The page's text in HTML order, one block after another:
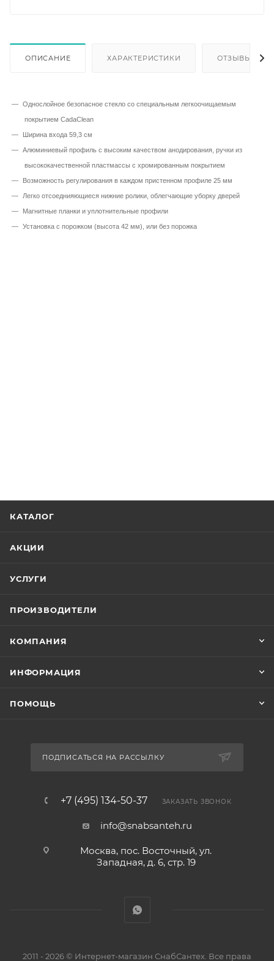
ОПИСАНИЕ ХАРАКТЕРИСТИКИ ОТЗЫВЫ
Однослойное безопасное стекло со специальным легкоочищаемым
покрытием CadaClean
Ширина входа 59,3 см
Алюминиевый профиль с высоким качеством анодирования, ручки из
высококачественной пластмассы с хромированным покрытием
Возможность регулирования в каждом пристенном профиле 25 мм
Легко отсоеднияющиеся нижние ролики, облегчающие уборку дверей
Магнитные планки и уплотнительные профили
Установка с порожком (высота 42 мм), или без порожка
КАТАЛОГ
АКЦИИ
УСЛУГИ
ПРОИЗВОДИТЕЛИ
КОМПАНИЯ
ИНФОРМАЦИЯ
ПОМОЩЬ
ПОДПИСАТЬСЯ НА РАССЫЛКУ
+7 (495) 134-50-37 ЗАКАЗАТЬ ЗВОНОК
info@snabsanteh.ru
Москва, пос. Восточный, ул.
Западная, д. 6, стр. 19
2011 - 2026 © Интернет-магазин СнабСантех. Все права